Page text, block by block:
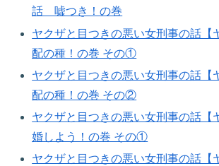
話 嘘つき！の巻​
ヤクザと目つきの悪い女刑事の話【
配の種！の巻​ その①
ヤクザと目つきの悪い女刑事の話【
配の種！の巻​ その②
ヤクザと目つきの悪い女刑事の話【
婚しよう！の巻​ その①
ヤクザと目つきの悪い女刑事の話【